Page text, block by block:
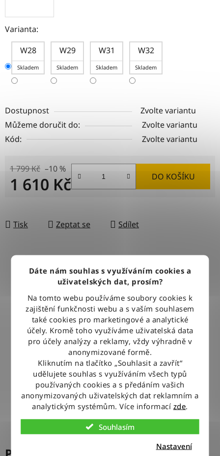
Dáte nám souhlas s využíváním cookies a
uživatelských dat, prosím?
Na tomto webu používáme soubory cookies k
zajištění funkčnosti webu a s vaším souhlasem
také cookies pro marketingové a analytické
účely. Kromě toho využíváme uživatelská data
pro účely analýzy a reklamy, vždy výhradně v
anonymizované formě.
Kliknutím na tlačítko „Souhlasit a zavřít“
udělujete souhlas s využíváním všech typů
používaných cookies a s předáním vašich
anonymizovaných uživatelských dat reklamním a
analytickým systémům. Více informací zde.
Souhlasím
Nastavení
Varianta:
W28
Skladem
W29
Skladem
W31
Skladem
W32
Skladem
Dostupnost
Zvolte variantu
Můžeme doručit do:
Zvolte variantu
Kód:
Zvolte variantu
1 799 Kč –10 %
1 610 Kč DO KOŠÍKU
Tisk Zeptat se Sdílet
DOPRAVA ZDARMA
Při nákupu nad 2500 Kč doručujeme zdarma po celé ČR
BLESKOVÉ DORUČENÍ
Objednávky odesíláme každý pracovní den do 12:00
100% ZBOŽÍ SKLADEM
Veškeré vystavené zboží leží na našem skladě
VÝMĚNA ZBOŽÍ ZDARMA
Nevyhovující zboží zdarma vyměníme do 14 dnů od jeho
doručení